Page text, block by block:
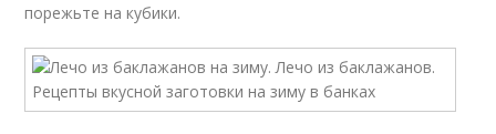
порежьте на кубики.